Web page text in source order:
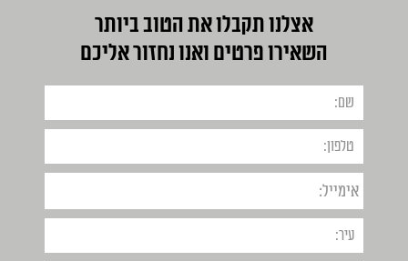
אצלנו תקבלו את הטוב ביותר
השאירו פרטים ואנו נחזור אליכם